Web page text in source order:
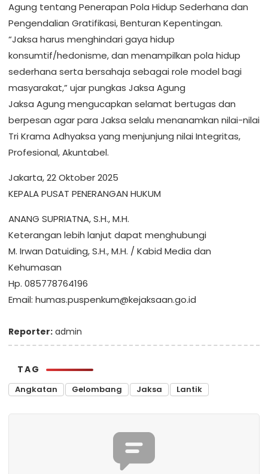
Agung tentang Penerapan Pola Hidup Sederhana dan
Pengendalian Gratifikasi, Benturan Kepentingan.
“Jaksa harus menghindari gaya hidup
konsumtif/hedonisme, dan menampilkan pola hidup
sederhana serta bersahaja sebagai role model bagi
masyarakat,” ujar pungkas Jaksa Agung
Jaksa Agung mengucapkan selamat bertugas dan
berpesan agar para Jaksa selalu menanamkan nilai-nilai
Tri Krama Adhyaksa yang menjunjung nilai Integritas,
Profesional, Akuntabel.
Jakarta, 22 Oktober 2025
KEPALA PUSAT PENERANGAN HUKUM
ANANG SUPRIATNA, S.H., M.H.
Keterangan lebih lanjut dapat menghubungi
M. Irwan Datuiding, S.H., M.H. / Kabid Media dan
Kehumasan
Hp. 085778764196
Email: humas.puspenkum@kejaksaan.go.id
Reporter: admin
TAG
Angkatan Gelombang Jaksa Lantik